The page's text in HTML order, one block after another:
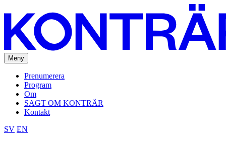
Meny
Prenumerera
Program
Om
SAGT OM KONTRÄR
Kontakt
SV EN